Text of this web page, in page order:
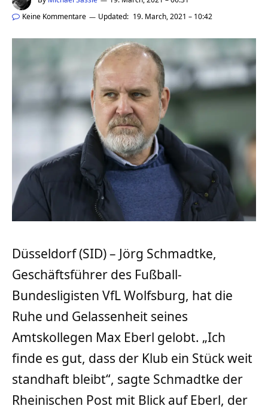
Keine Kommentare
Updated: 19. March, 2021 – 10:42
Düsseldorf (SID) – Jörg Schmadtke,
Geschäftsführer des Fußball-
Bundesligisten VfL Wolfsburg, hat die
Ruhe und Gelassenheit seines
Amtskollegen Max Eberl gelobt. „Ich
finde es gut, dass der Klub ein Stück weit
standhaft bleibt“, sagte Schmadtke der
Rheinischen Post mit Blick auf Eberl, der